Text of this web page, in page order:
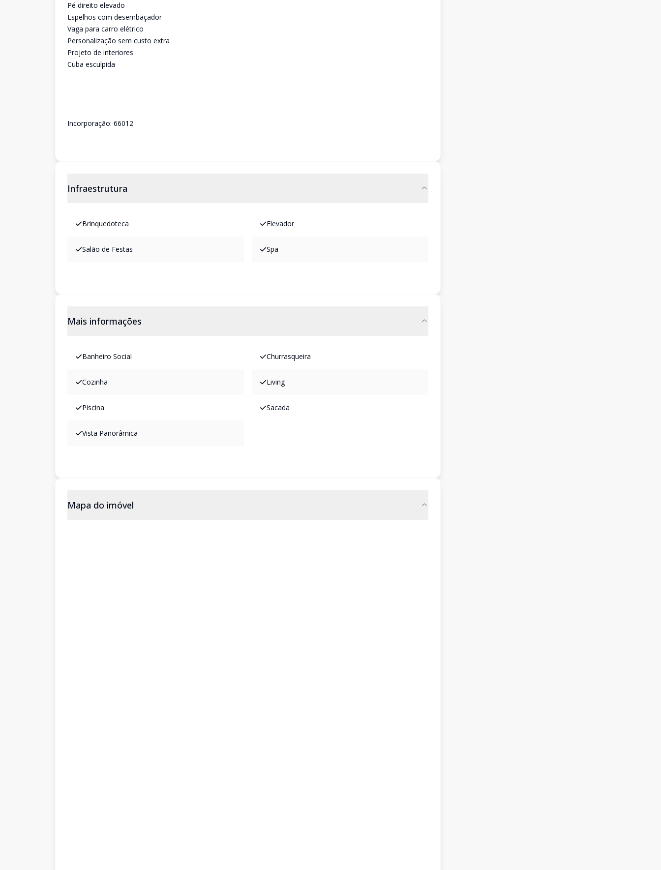
Pé direito elevado
Espelhos com desembaçador
Vaga para carro elétrico
Personalização sem custo extra
Projeto de interiores
Cuba esculpida
Incorporação: 66012
Infraestrutura
Brinquedoteca Elevador
Salão de Festas Spa
Mais informações
Banheiro Social Churrasqueira
Cozinha Living
Piscina Sacada
Vista Panorâmica
Mapa do imóvel